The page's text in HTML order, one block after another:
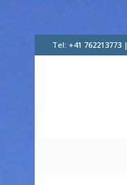
Tel: +41 762213773 |